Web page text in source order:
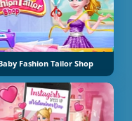
Fashion Tailor Shop